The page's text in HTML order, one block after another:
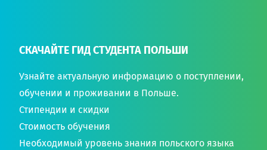
СКАЧАЙТЕ ГИД СТУДЕНТА ПОЛЬШИ
Узнайте актуальную информацию о поступлении,
обучении и проживании в Польше.
Стипендии и скидки
Стоимость обучения
Необходимый уровень знания польского языка